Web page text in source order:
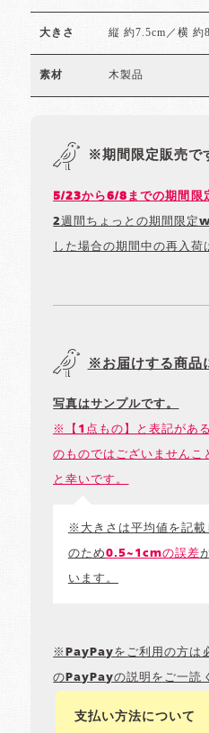
大きさ 縦 約7.5cm／横 約
素材 木製品
※期間限定販売で
5/23から6/8までの期間限
2週間ちょっとの期間限定
した場合の期間中の再入荷
※お届けする商品
写真はサンプルです。
※【1点もの】と表記があ
のものではございませんこ
と幸いです。
※大きさは平均値を記載
のため0.5~1cmの誤差
います。
※PayPayをご利用の方は
のPayPayの説明をご一読
支払い方法について